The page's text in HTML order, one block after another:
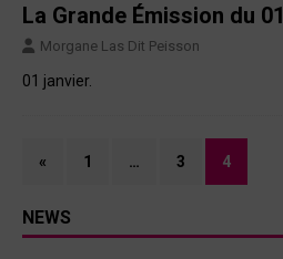
La Grande Émission du
Morgane Las Dit Peisson
01 janvier.
« 1 … 3 4
NEWS